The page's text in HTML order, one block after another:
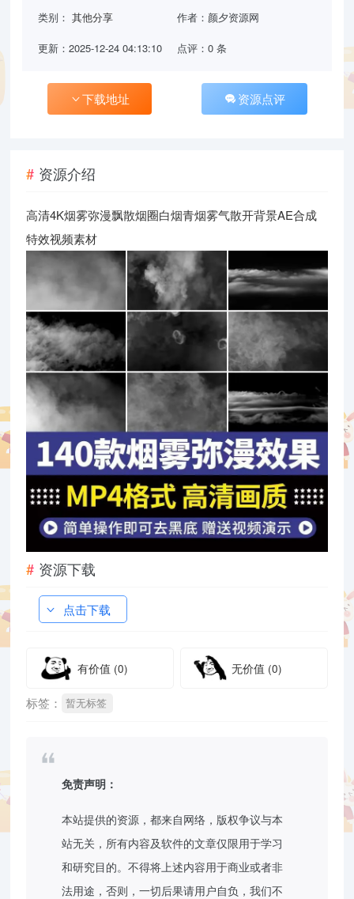
类别：其他分享 作者：颜夕资源网
更新：2025-12-24 04:13:10 点评：0 条
下载地址 资源点评
资源介绍
高清4K烟雾弥漫飘散烟圈白烟青烟雾气散开背景AE合成
特效视频素材
资源下载
点击下载
有价值 (0) 无价值 (0)
标签： 暂无标签
免责声明：
本站提供的资源，都来自网络，版权争议与本
站无关，所有内容及软件的文章仅限用于学习
和研究目的。不得将上述内容用于商业或者非
法用途，否则，一切后果请用户自负，我们不